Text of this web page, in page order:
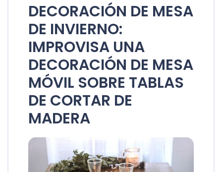
DECORACIÓN DE MESA
DE INVIERNO:
IMPROVISA UNA
DECORACIÓN DE MESA
MÓVIL SOBRE TABLAS
DE CORTAR DE
MADERA